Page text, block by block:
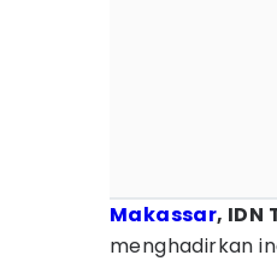
Makassar, IDN
menghadirkan